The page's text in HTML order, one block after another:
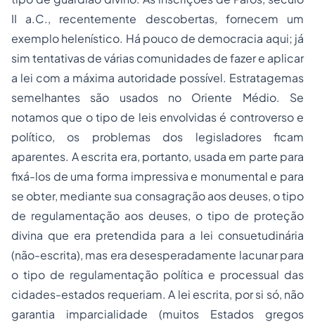
II a.C., recentemente descobertas, fornecem um
exemplo helenístico. Há pouco de democracia aqui; já
sim tentativas de várias comunidades de fazer e aplicar
a lei com a máxima autoridade possível. Estratagemas
semelhantes são usados no Oriente Médio. Se
notamos que o tipo de leis envolvidas é controverso e
político, os problemas dos legisladores ficam
aparentes. A escrita era, portanto, usada em parte para
fixá-los de uma forma impressiva e monumental e para
se obter, mediante sua consagração aos deuses, o tipo
de regulamentação aos deuses, o tipo de proteção
divina que era pretendida para a lei consuetudinária
(não-escrita), mas era desesperadamente lacunar para
o tipo de regulamentação política e processual das
cidades-estados requeriam. A lei escrita, por si só, não
garantia imparcialidade (muitos Estados gregos